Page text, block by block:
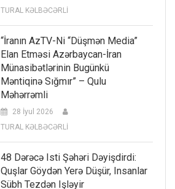
TURAL KƏLBƏCƏRLİ
“İranın AzTV-Ni “düşmən Media”
Elan Etməsi Azərbaycan-İran
Münasibətlərinin Bugünkü
Məntiqinə Sığmır” – Qulu
Məhərrəmli
28 İyul 2026
TURAL KƏLBƏCƏRLİ
48 Dərəcə Isti Şəhəri Dəyişdirdi:
Quşlar Göydən Yerə Düşür, Insanlar
Sübh Tezdən Işləyir